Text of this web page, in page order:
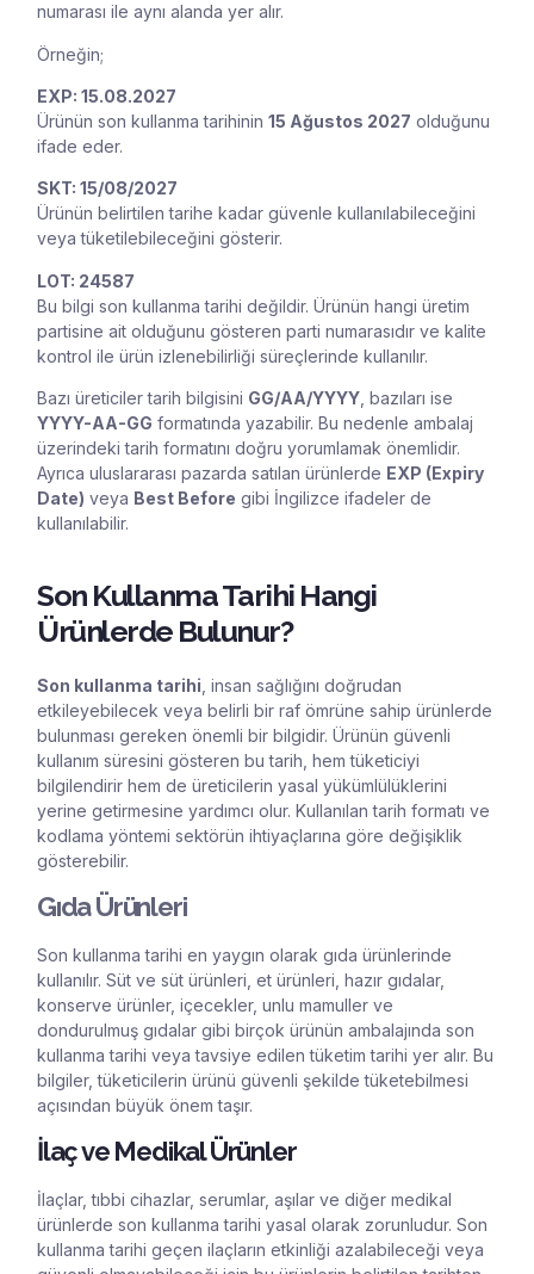
numarası ile aynı alanda yer alır.
Örneğin;
EXP: 15.08.2027
Ürünün son kullanma tarihinin 15 Ağustos 2027 olduğunu
ifade eder.
SKT: 15/08/2027
Ürünün belirtilen tarihe kadar güvenle kullanılabileceğini
veya tüketilebileceğini gösterir.
LOT: 24587
Bu bilgi son kullanma tarihi değildir. Ürünün hangi üretim
partisine ait olduğunu gösteren parti numarasıdır ve kalite
kontrol ile ürün izlenebilirliği süreçlerinde kullanılır.
Bazı üreticiler tarih bilgisini GG/AA/YYYY , bazıları ise
YYYY-AA-GG formatında yazabilir. Bu nedenle ambalaj
üzerindeki tarih formatını doğru yorumlamak önemlidir.
Ayrıca uluslararası pazarda satılan ürünlerde EXP (Expiry
Date) veya Best Before gibi İngilizce ifadeler de
kullanılabilir.
Son Kullanma Tarihi Hangi
Ürünlerde Bulunur?
Son kullanma tarihi , insan sağlığını doğrudan
etkileyebilecek veya belirli bir raf ömrüne sahip ürünlerde
bulunması gereken önemli bir bilgidir. Ürünün güvenli
kullanım süresini gösteren bu tarih, hem tüketiciyi
bilgilendirir hem de üreticilerin yasal yükümlülüklerini
yerine getirmesine yardımcı olur. Kullanılan tarih formatı ve
kodlama yöntemi sektörün ihtiyaçlarına göre değişiklik
gösterebilir.
Gıda Ürünleri
Son kullanma tarihi en yaygın olarak gıda ürünlerinde
kullanılır. Süt ve süt ürünleri, et ürünleri, hazır gıdalar,
konserve ürünler, içecekler, unlu mamuller ve
dondurulmuş gıdalar gibi birçok ürünün ambalajında son
kullanma tarihi veya tavsiye edilen tüketim tarihi yer alır. Bu
bilgiler, tüketicilerin ürünü güvenli şekilde tüketebilmesi
açısından büyük önem taşır.
İlaç ve Medikal Ürünler
İlaçlar, tıbbi cihazlar, serumlar, aşılar ve diğer medikal
ürünlerde son kullanma tarihi yasal olarak zorunludur. Son
kullanma tarihi geçen ilaçların etkinliği azalabileceği veya